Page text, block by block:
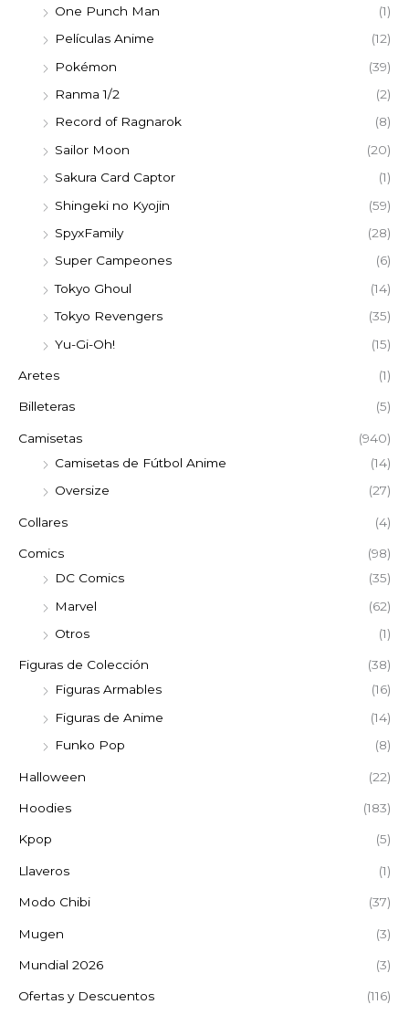
One Punch Man
(1)
Películas Anime
(12)
Pokémon
(39)
Ranma 1/2
(2)
Record of Ragnarok
(8)
Sailor Moon
(20)
Sakura Card Captor
(1)
Shingeki no Kyojin
(59)
SpyxFamily
(28)
Super Campeones
(6)
Tokyo Ghoul
(14)
Tokyo Revengers
(35)
Yu-Gi-Oh!
(15)
Aretes (1)
Billeteras (5)
Camisetas
(940)
Camisetas de Fútbol Anime
(14)
Oversize
(27)
Collares (4)
Comics
(98)
DC Comics
(35)
Marvel
(62)
Otros
(1)
Figuras de Colección
(38)
Figuras Armables
(16)
Figuras de Anime
(14)
Funko Pop
(8)
Halloween (22)
Hoodies (183)
Kpop (5)
Llaveros (1)
Modo Chibi (37)
Mugen (3)
Mundial 2026 (3)
Ofertas y Descuentos (116)